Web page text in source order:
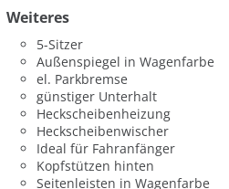
Weiteres
5-Sitzer
Außenspiegel in Wagenfarbe
el. Parkbremse
günstiger Unterhalt
Heckscheibenheizung
Heckscheibenwischer
Ideal für Fahranfänger
Kopfstützen hinten
Seitenleisten in Wagenfarbe